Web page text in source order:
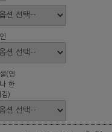
(영
한
)